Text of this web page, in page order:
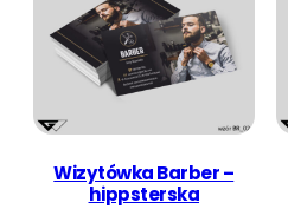
Wizytówka Barber –
hippsterska